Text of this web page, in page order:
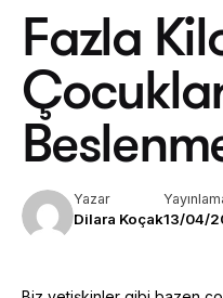
Fazla
Yazar
Dilara Koçak13/04/